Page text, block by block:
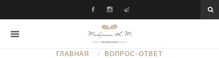
ГЛАВНАЯ ВОПРОС-ОТВЕТ